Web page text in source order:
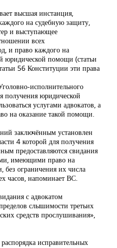
высшая инстанция,
на судебную защиту,
и выступающее
всех
и право каждого на
юридической помощи (статьи
56 Конституции эти права
исполнительного
получения юридической
услугами адвокатов, а
на оказание такой помощи.
заключённым установлен
4 которой для получения
предоставляются свидания
имеющими право на
ограничения их числа
часов, напоминает ВС.
с адвокатом
слышимости третьих
средств прослушивания»,
исправительных